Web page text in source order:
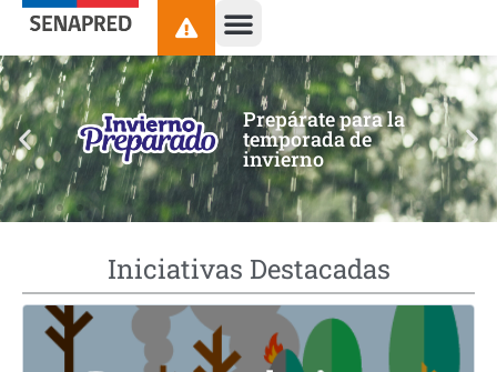
contenido
Prepárate para la
temporada de
invierno
Iniciativas Destacadas